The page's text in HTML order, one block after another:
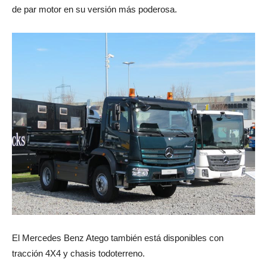
de par motor en su versión más poderosa.
El Mercedes Benz Atego también está disponibles con
tracción 4X4 y chasis todoterreno.